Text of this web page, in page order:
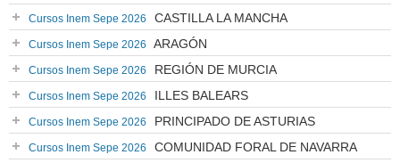
Cursos Inem Sepe 2026 CASTILLA LA MANCHA
Cursos Inem Sepe 2026 ARAGÓN
Cursos Inem Sepe 2026 REGIÓN DE MURCIA
Cursos Inem Sepe 2026 ILLES BALEARS
Cursos Inem Sepe 2026 PRINCIPADO DE ASTURIAS
Cursos Inem Sepe 2026 COMUNIDAD FORAL DE NAVARRA